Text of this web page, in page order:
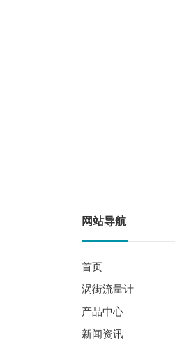
网站导航
首页
涡街流量计
产品中心
新闻资讯